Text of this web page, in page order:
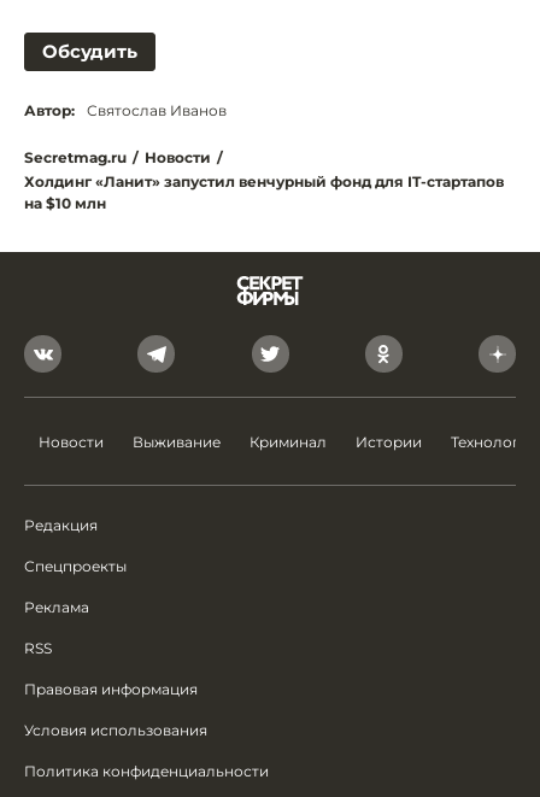
Обсудить
Автор: Святослав Иванов
Secretmag.ru / Новости /
Холдинг «Ланит» запустил венчурный фонд для IT-стартапов
на $10 млн
Новости Выживание Криминал Истории Технологии
Редакция
Спецпроекты
Реклама
RSS
Правовая информация
Условия использования
Политика конфиденциальности